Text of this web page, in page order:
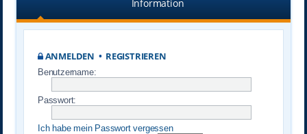
Information
ANMELDEN • REGISTRIEREN
Benutzername:
Passwort:
Ich habe mein Passwort vergessen